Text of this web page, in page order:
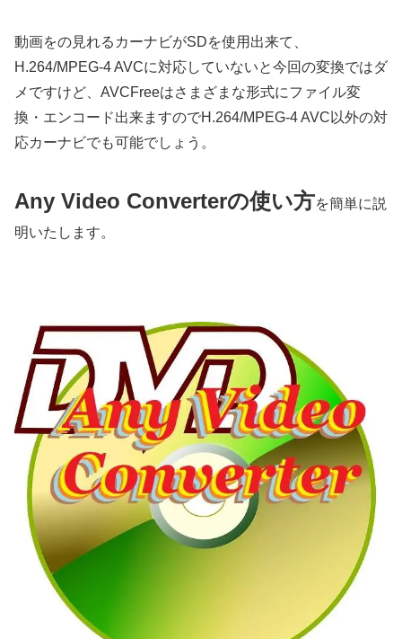
動画をの見れるカーナビがSDを使用出来て、
H.264/MPEG-4AVCに対応していないと今回の変換ではダ
メですけど、AVCFreeはさまざまな形式にファイル変
換・エンコード出来ますのでH.264/MPEG-4AVC以外の対
応カーナビでも可能でしょう。
Any Video Converterの使い方を簡単に説
明いたします。